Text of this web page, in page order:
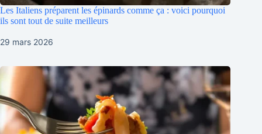
Les Italiens préparent les épinards comme ça : voici pourquoi
ils sont tout de suite meilleurs
29 mars 2026